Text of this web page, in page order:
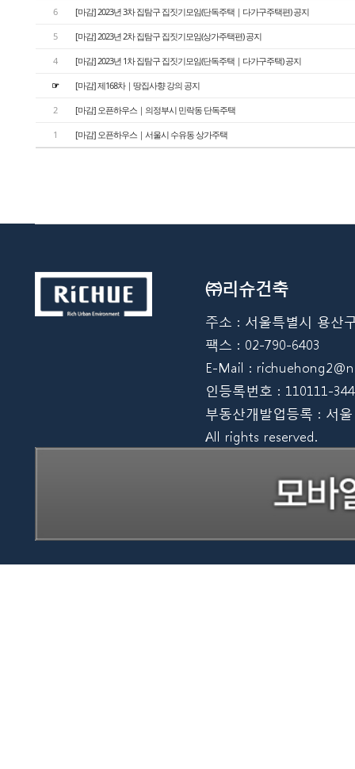
6 [마감] 2023년 3차 집탐구 집짓기모임(단독주택｜다가구주택편) 공지
5 [마감] 2023년 2차 집탐구 집짓기모임(상가주택편) 공지
4 [마감] 2023년 1차 집탐구 집짓기모임(단독주택｜다가구주택) 공지
☞ [ 마감] 제168차｜땅집사향 강의 공지
2 [마감] 오픈하우스｜의정부시 민락동 단독주택
1 [마감] 오픈하우스｜서울시 수유동 상가주택
㈜리슈건축
주소 : 서울특별시 용산
팩스 : 02-790-6403
E-Mail :
인등록번호 : 110111-
부동산개발업등록 : 서
All rights reserved.